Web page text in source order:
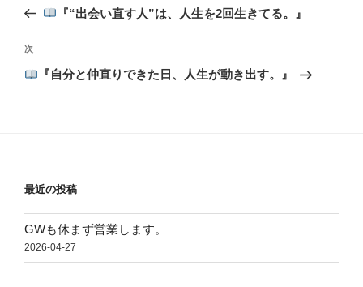
ビ
ゲ
の
稿
『“出会い直す人”は、人生を2回生きてる。』
次
の
次
『自分と仲直りできた日、人生が動き出す。』
最近の投稿
GWも休まず営業します。
2026-04-27